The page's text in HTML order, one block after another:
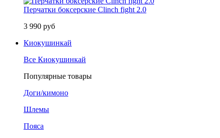
Перчатки боксерские Clinch fight 2.0
3 990 руб
Киокушинкай
Все Киокушинкай
Популярные товары
Доги/кимоно
Шлемы
Пояса